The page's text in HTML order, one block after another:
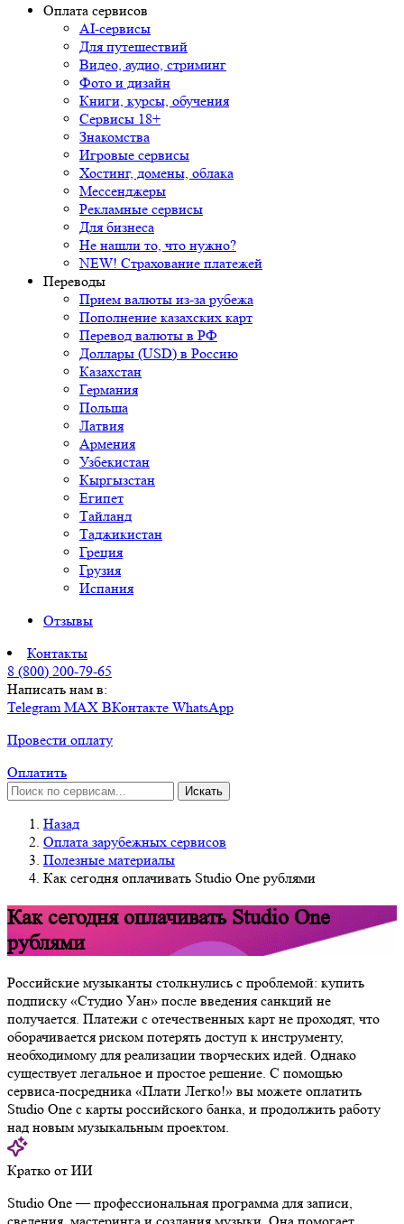
Оплата сервисов
AI-сервисы
Для путешествий
Видео, аудио, стриминг
Фото и дизайн
Книги, курсы, обучения
Сервисы 18+
Знакомства
Игровые сервисы
Хостинг, домены, облака
Мессенджеры
Рекламные сервисы
Для бизнеса
Не нашли то, что нужно?
NEW! Страхование платежей
Переводы
Прием валюты из-за рубежа
Пополнение казахских карт
Перевод валюты в РФ
Доллары (USD) в Россию
Казахстан
Германия
Польша
Латвия
Армения
Узбекистан
Кыргызстан
Египет
Тайланд
Таджикистан
Греция
Грузия
Испания
Отзывы
Контакты
8 (800) 200-79-65
Написать нам в:
TelegramMAX ВКонтакте WhatsApp
Провести оплату
Оплатить
Искать
Назад
Оплата зарубежных сервисов
Полезные материалы
Как сегодня оплачивать Studio One рублями
Как сегодня оплачивать Studio One
рублями
Российские музыканты столкнулись с проблемой: купить
подписку «Студио Уан» после введения санкций не
получается. Платежи с отечественных карт не проходят, что
оборачивается риском потерять доступ к инструменту,
необходимому для реализации творческих идей. Однако
существует легальное и простое решение. С помощью
сервиса-посредника «Плати Легко!» вы можете оплатить
Studio One с карты российского банка, и продолжить работу
над новым музыкальным проектом.
Кратко от ИИ
Studio One — профессиональная программа для записи,
сведения, мастеринга и создания музыки. Она помогает